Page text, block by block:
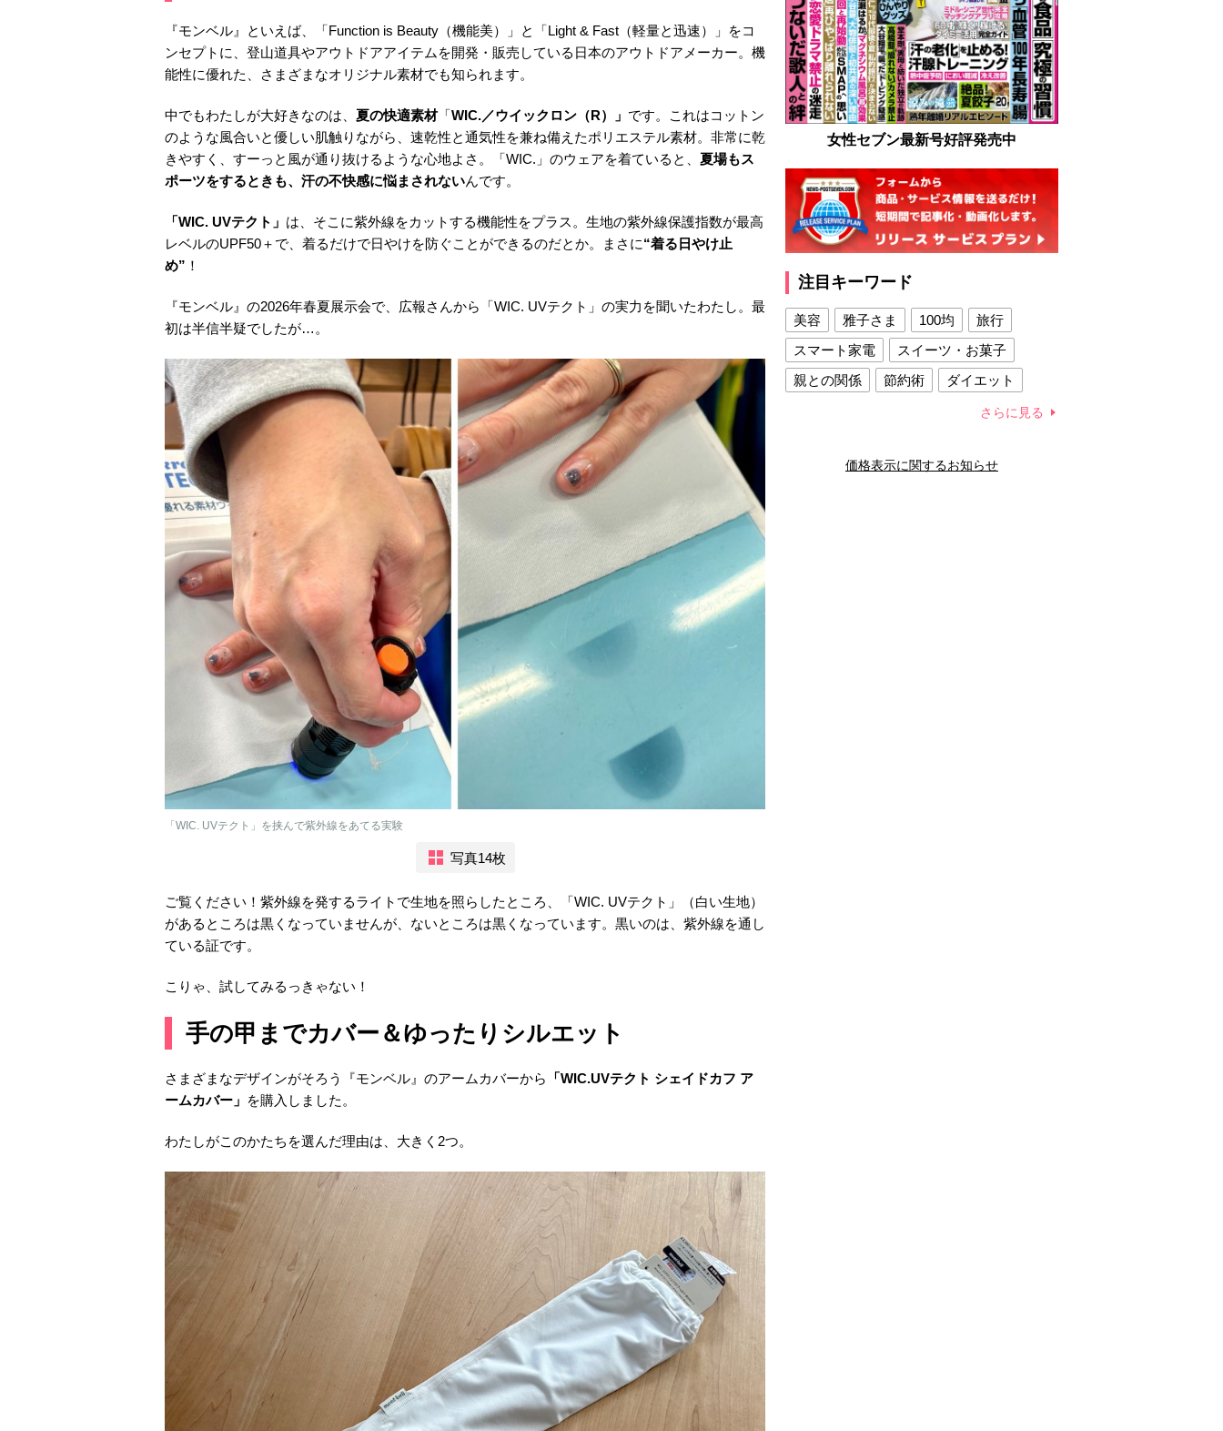
『モンベル』といえば、「Function is Beauty（機能美）」と「Light & Fast（軽量と迅速）」をコ
ンセプトに、登山道具やアウトドアアイテムを開発・販売している日本のアウトドアメーカー。機
能性に優れた、さまざまなオリジナル素材でも知られます。
中でもわたしが大好きなのは、 夏の快適素材「WIC.／ウイックロン（R）」 です。これはコットン
のような風合いと優しい肌触りながら、速乾性と通気性を兼ね備えたポリエステル素材。非常に乾
きやすく、すーっと風が通り抜けるような心地よさ。「WIC.」のウェアを着ていると、 夏場もス
ポーツをするときも、汗の不快感に悩まされないんです。
「WIC. UVテクト」 は、そこに紫外線をカットする機能性をプラス。生地の紫外線保護指数が最高
レベルのUPF50＋で、着るだけで日やけを防ぐことができるのだとか。まさに“着る日やけ止
め” ！
『モンベル』の2026年春夏展示会で、広報さんから「WIC. UVテクト」の実力を聞いたわたし。最
初は半信半疑でしたが…。
「WIC. UVテクト」を挟んで紫外線をあてる実験
写真14枚
ご覧ください！紫外線を発するライトで生地を照らしたところ、「WIC. UVテクト」（白い生地）
があるところは黒くなっていませんが、ないところは黒くなっています。黒いのは、紫外線を通し
ている証です。
こりゃ、試してみるっきゃない！
手の甲までカバー＆ゆったりシルエット
さまざまなデザインがそろう『モンベル』のアームカバーから
「WIC.UVテクト シェイドカフ ア
ームカバー」 を購入しました。
わたしがこのかたちを選んだ理由は、大きく2つ。
女性セブン最新号好評発売中
注目キーワード
美容 雅子さま 100均
旅行
スマート家電
スイーツ・お菓子
親との関係
節約術
ダイエット
夫との関係
新津春子 どか食い
さらに見る
価格表示に関するお知らせ